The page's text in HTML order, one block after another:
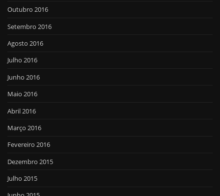
Outubro 2016
Setembro 2016
Agosto 2016
Julho 2016
Junho 2016
Maio 2016
Abril 2016
Março 2016
Fevereiro 2016
Dezembro 2015
Julho 2015